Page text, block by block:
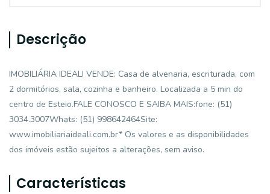
Descrição
IMOBILIÁRIA IDEALI VENDE: Casa de alvenaria, escriturada, com
2 dormitórios, sala, cozinha e banheiro. Localizada a 5 min do
centro de Esteio.FALE CONOSCO E SAIBA MAIS:fone: (51)
3034.3007Whats: (51) 998642464Site:
www.imobiliariaideali.com.br* Os valores e as disponibilidades
dos imóveis estão sujeitos a alterações, sem aviso.
Características